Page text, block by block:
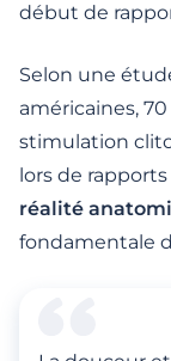
début de
Selon une
américaines,
stimulation
lors de
réalité
fondamentale